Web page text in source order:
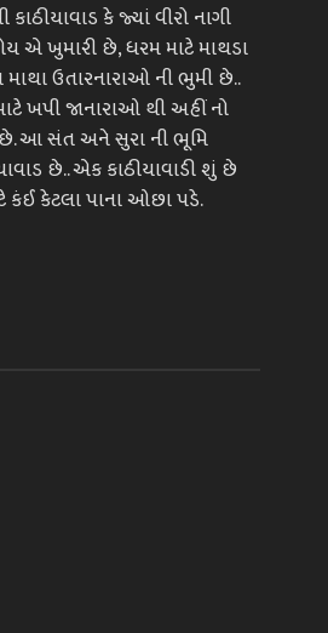
કે જ્યાં વીરો નાગી
એ ખુમારી છે, ધરમ માટે માથડા
માથા ઉતારનારાઓ ની ભુમી છે..
ખપી જાનારાઓ થી અહીં નો
છે. આ સંત અને સુરા ની ભૂમિ
છે.. એક કાઠીયાવાડી શું છે
કંઈ કેટલા પાના ઓછા પડે.